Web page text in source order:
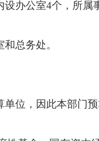
设办公室4个，所属
总务处。
位，因此本部门预